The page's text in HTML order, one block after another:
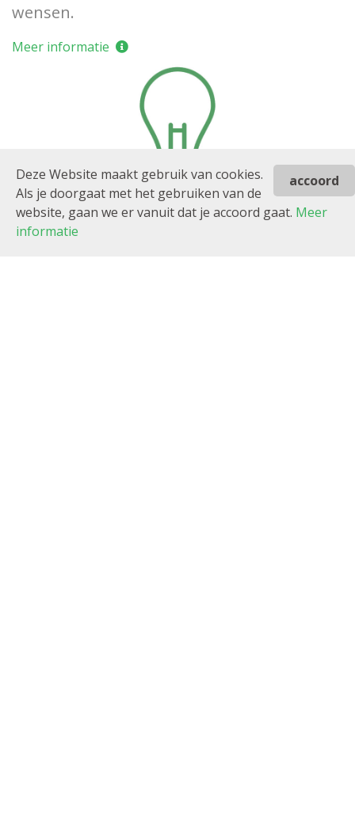
wensen.
Meer informatie
accoord
Deze Website maakt gebruik van cookies.
Als je doorgaat met het gebruiken van de
website, gaan we er vanuit dat je accoord gaat. Meer
informatie